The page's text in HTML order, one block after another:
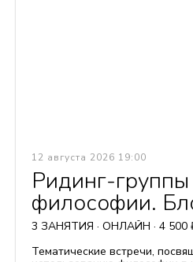
12 августа 2026 19:00
Ридинг-
философии.
3 ЗАНЯТИЯ · ОНЛАЙН · 4 500
Тематические встречи,